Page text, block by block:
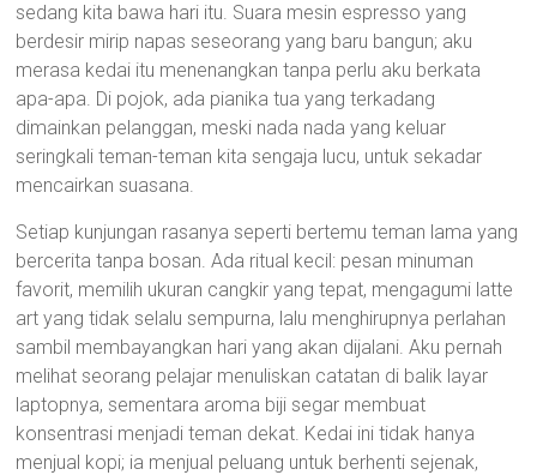
sedang kita bawa hari itu. Suara mesin espresso yang
berdesir mirip napas seseorang yang baru bangun; aku
merasa kedai itu menenangkan tanpa perlu aku berkata
apa-apa. Di pojok, ada pianika tua yang terkadang
dimainkan pelanggan, meski nada nada yang keluar
seringkali teman-teman kita sengaja lucu, untuk sekadar
mencairkan suasana.
Setiap kunjungan rasanya seperti bertemu teman lama yang
bercerita tanpa bosan. Ada ritual kecil: pesan minuman
favorit, memilih ukuran cangkir yang tepat, mengagumi latte
art yang tidak selalu sempurna, lalu menghirupnya perlahan
sambil membayangkan hari yang akan dijalani. Aku pernah
melihat seorang pelajar menuliskan catatan di balik layar
laptopnya, sementara aroma biji segar membuat
konsentrasi menjadi teman dekat. Kedai ini tidak hanya
menjual kopi; ia menjual peluang untuk berhenti sejenak,